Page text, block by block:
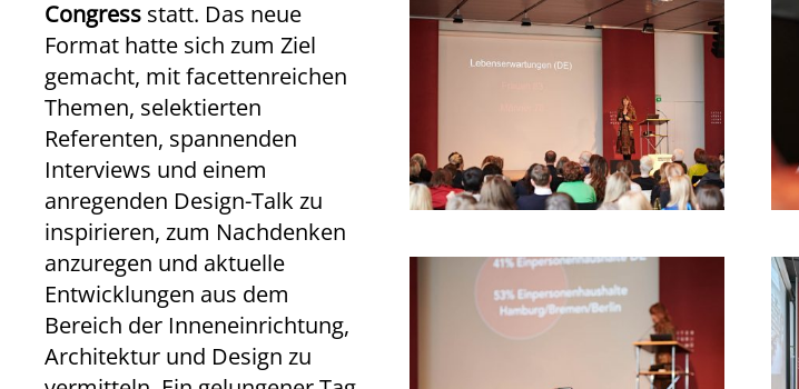
Congress statt. Das neue
Format hatte sich zum Ziel
gemacht, mit facettenreichen
Themen, selektierten
Referenten, spannenden
Interviews und einem
anregenden Design-Talk zu
inspirieren, zum Nachdenken
anzuregen und aktuelle
Entwicklungen aus dem
Bereich der Inneneinrichtung,
Architektur und Design zu